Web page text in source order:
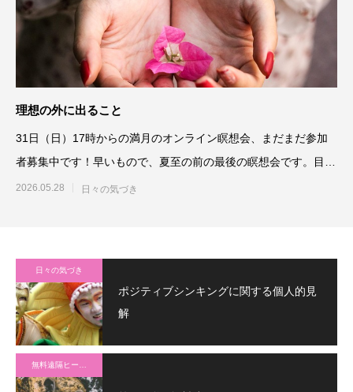
理想の外に出ること
31日（日）17時からの満月のオンライン瞑想会、まだまだ参加
者募集中です！早いもので、夏至の前の最後の瞑想会です。目指
すところにしっかり調整
2026.05.28 日々の気づき
日々の気づき
ポジティブシンキングに関する個人的見
解